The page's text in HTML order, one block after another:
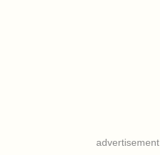
advertisement